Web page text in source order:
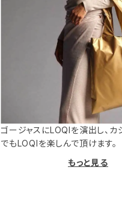
ゴージャスにLOQIを演出し、カ
でもLOQIを楽しんで頂けます。
もっと見る